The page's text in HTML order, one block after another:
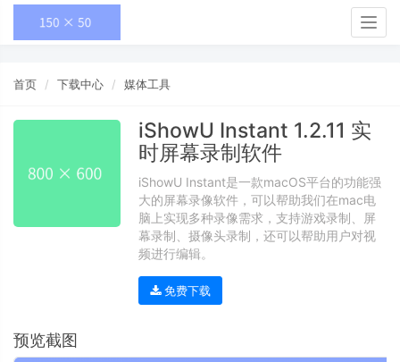
首页 下载中心 媒体工具
iShowU Instant 1.2.11 实
时屏幕录制软件
iShowU Instant是一款macOS平台的功能强
大的屏幕录像软件，可以帮助我们在mac电
脑上实现多种录像需求，支持游戏录制、屏
幕录制、摄像头录制，还可以帮助用户对视
频进行编辑。
免费下载
预览截图